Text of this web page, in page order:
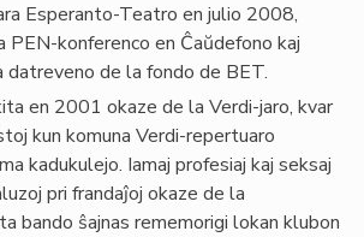
Esperanto-Teatro en julio 2008,
PEN-konferenco en Ĉaŭdefono kaj
datreveno de la fondo de BET.
en 2001 okaze de la Verdi-jaro, kvar
kun komuna Verdi-repertuaro
kadukulejo. Iamaj profesiaj kaj seksaj
pri frandaĵoj okaze de la
bando ŝajnas rememorigi lokan klubon